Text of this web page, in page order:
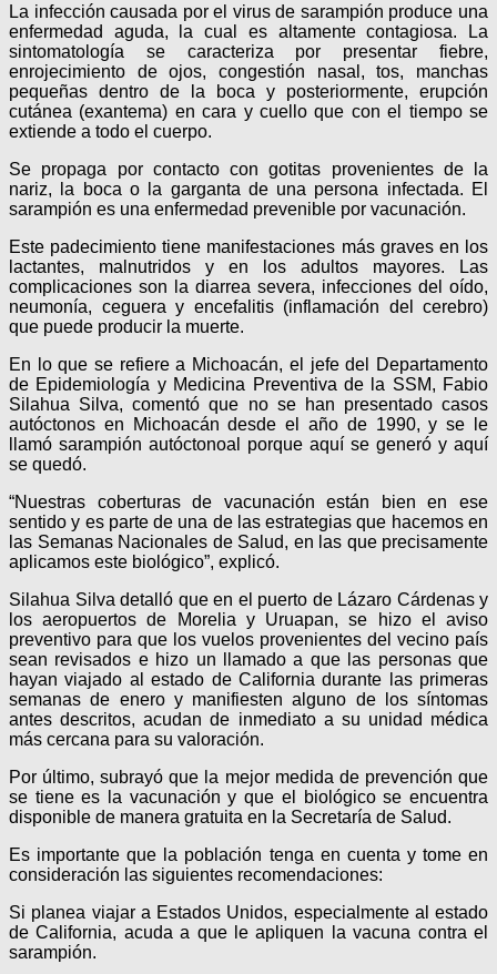
La infección causada por el virus de sarampión produce una
enfermedad aguda, la cual es altamente contagiosa. La
sintomatología se caracteriza por presentar fiebre,
enrojecimiento de ojos, congestión nasal, tos, manchas
pequeñas dentro de la boca y posteriormente, erupción
cutánea (exantema) en cara y cuello que con el tiempo se
extiende a todo el cuerpo.
Se propaga por contacto con gotitas provenientes de la
nariz, la boca o la garganta de una persona infectada. El
sarampión es una enfermedad prevenible por vacunación.
Este padecimiento tiene manifestaciones más graves en los
lactantes, malnutridos y en los adultos mayores. Las
complicaciones son la diarrea severa, infecciones del oído,
neumonía, ceguera y encefalitis (inflamación del cerebro)
que puede producir la muerte.
En lo que se refiere a Michoacán, el jefe del Departamento
de Epidemiología y Medicina Preventiva de la SSM, Fabio
Silahua Silva, comentó que no se han presentado casos
autóctonos en Michoacán desde el año de 1990, y se le
llamó sarampión autóctonoal porque aquí se generó y aquí
se quedó.
“Nuestras coberturas de vacunación están bien en ese
sentido y es parte de una de las estrategias que hacemos en
las Semanas Nacionales de Salud, en las que precisamente
aplicamos este biológico”, explicó.
Silahua Silva detalló que en el puerto de Lázaro Cárdenas y
los aeropuertos de Morelia y Uruapan, se hizo el aviso
preventivo para que los vuelos provenientes del vecino país
sean revisados e hizo un llamado a que las personas que
hayan viajado al estado de California durante las primeras
semanas de enero y manifiesten alguno de los síntomas
antes descritos, acudan de inmediato a su unidad médica
más cercana para su valoración.
Por último, subrayó que la mejor medida de prevención que
se tiene es la vacunación y que el biológico se encuentra
disponible de manera gratuita en la Secretaría de Salud.
Es importante que la población tenga en cuenta y tome en
consideración las siguientes recomendaciones:
Si planea viajar a Estados Unidos, especialmente al estado
de California, acuda a que le apliquen la vacuna contra el
sarampión.